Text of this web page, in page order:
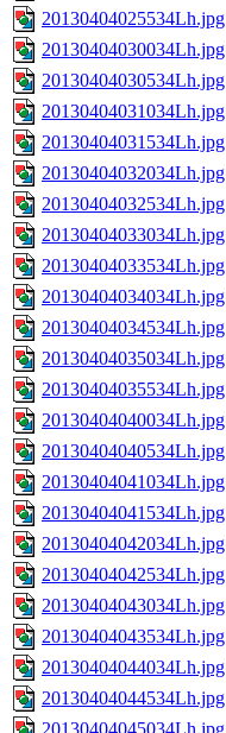
20130404025534Lh.jpg
20130404030034Lh.jpg
20130404030534Lh.jpg
20130404031034Lh.jpg
20130404031534Lh.jpg
20130404032034Lh.jpg
20130404032534Lh.jpg
20130404033034Lh.jpg
20130404033534Lh.jpg
20130404034034Lh.jpg
20130404034534Lh.jpg
20130404035034Lh.jpg
20130404035534Lh.jpg
20130404040034Lh.jpg
20130404040534Lh.jpg
20130404041034Lh.jpg
20130404041534Lh.jpg
20130404042034Lh.jpg
20130404042534Lh.jpg
20130404043034Lh.jpg
20130404043534Lh.jpg
20130404044034Lh.jpg
20130404044534Lh.jpg